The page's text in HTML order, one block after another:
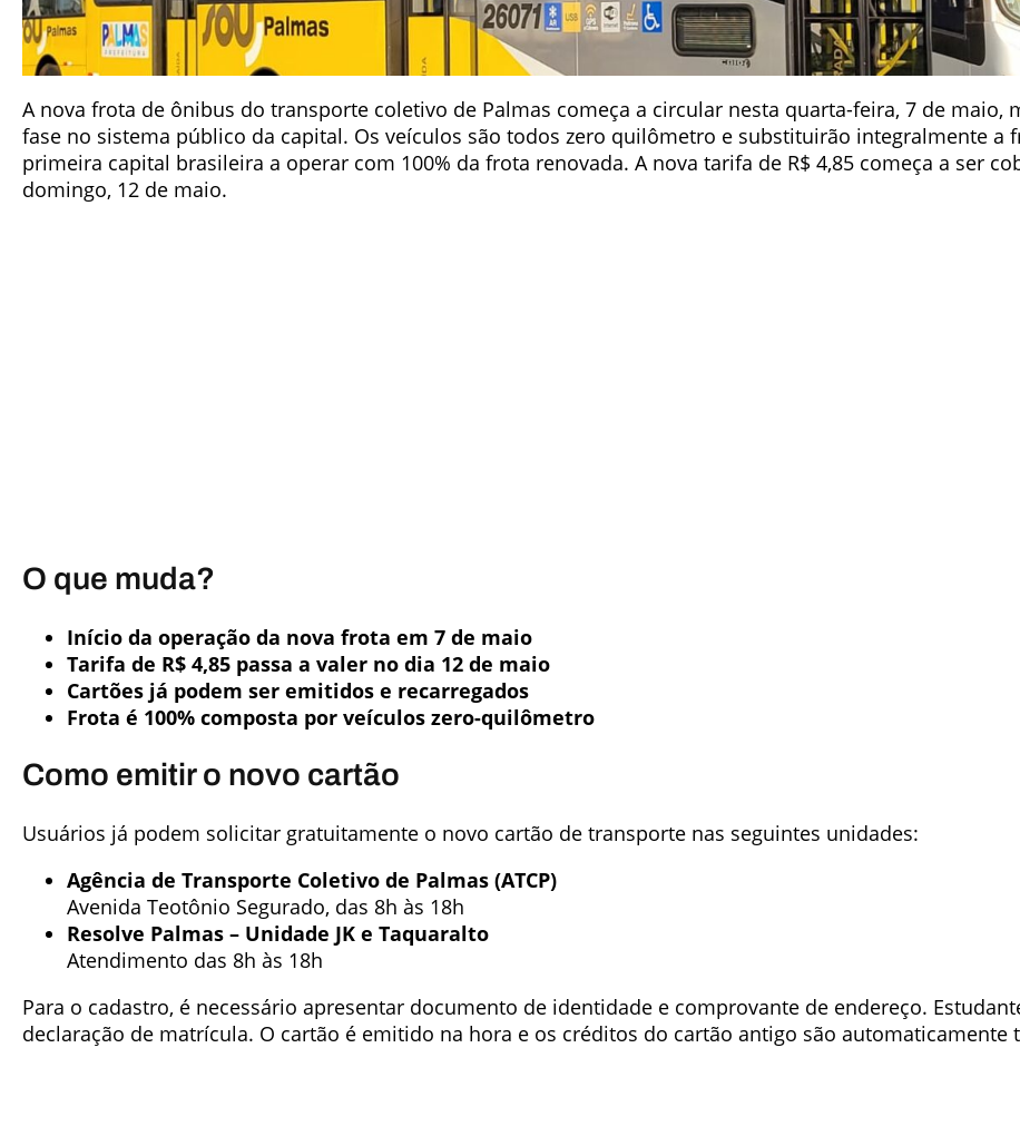
A nova frota de ônibus do transporte coletivo de Palmas começa a circular nesta quarta-feira, 7 de maio,
fase no sistema público da capital. Os veículos são todos zero quilômetro e substituirão integralmente a
primeira capital brasileira a operar com 100% da frota renovada. A nova tarifa de R$ 4,85 começa a ser
domingo, 12 de maio.
O que muda?
Início da operação da nova frota em 7 de maio
Tarifa de R$ 4,85 passa a valer no dia 12 de maio
Cartões já podem ser emitidos e recarregados
Frota é 100% composta por veículos zero-quilômetro
Como emitir o novo cartão
Usuários já podem solicitar gratuitamente o novo cartão de transporte nas seguintes unidades:
Agência de Transporte Coletivo de Palmas (ATCP)
Avenida Teotônio Segurado, das 8h às 18h
Resolve Palmas – Unidade JK e Taquaralto
Atendimento das 8h às 18h
Para o cadastro, é necessário apresentar documento de identidade e comprovante de endereço.
declaração de matrícula. O cartão é emitido na hora e os créditos do cartão antigo são automaticamente